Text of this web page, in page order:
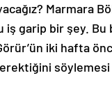
Marmara
iş garip bir şey.
iki hafta